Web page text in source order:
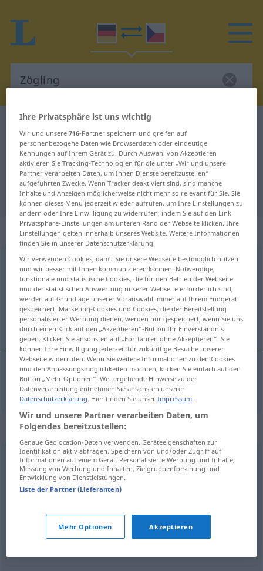
Deutsch-Tschechisch Wörterbuch
Deutsch-Tschechisch Übersetzung
für "Zögling"
"Zögling" Tschechisch Übersetzung
„Zögling“: maskulin
Zöglingm <-s;-e>
Übersicht aller Übersetzungen
(Für mehr Details die Übersetzung anklicken/antippen)
chovanec
chovanec M Zögling
Synonyme für "Zögling"
Schüler,Schulmädchen (weibl.),Schulkind,Schuljunge
(männl.)
Nachkomme,Abkömmling, Nachwuchs,Kind
(Hauptform),Knirps (ugs.) Gör (berl.) (ugs.)
Ihre Privatsphäre ist uns wichtig
Wir und unsere716-Partner speichern und greifen auf
personenbezogene Daten wie Browserdaten oder eindeutige
Kennungen auf Ihrem Gerät zu. Durch Auswahl von Akzeptieren
aktivieren Sie Tracking-Technologien für die unter „Wir und unsere
Partner verarbeiten Daten, um Ihnen Dienste bereitzustellen“
aufgeführten Zwecke. Wenn Tracker deaktiviert sind, sind manche
Inhalte und Anzeigen möglicherweise nicht mehr so relevant für Sie. Sie
können dieses Menü jederzeit wieder aufrufen, um Ihre Einstellungen zu
ändern oder Ihre Einwilligung zu widerrufen, indem Sie auf den Link
Privatsphäre-Einstellungen am unteren Rand der Webseite klicken. Ihre
Einstellungen gelten innerhalb unseres Website. Weitere Informationen
finden Sie in unserer Datenschutzerklärung.
Wir verwenden Cookies, damit Sie unsere Webseite bestmöglich nutzen
und wir besser mit Ihnen kommunizieren können. Notwendige,
funktionale und statistische Cookies, die für den Betrieb der Webseite
und der statistischen Auswertung unserer Webseite erforderlich sind,
werden auf Grundlage unserer Vorauswahl immer auf Ihrem Endgerät
gespeichert. Marketing-Cookies und Cookies, die der Bereitstellung
personalisierter Werbung dienen, werden nur gespeichert, wenn Sie uns
durch einen Klick auf den „Akzeptieren“-Button Ihr Einverständnis
geben. Klicken Sie ansonsten auf „Fortfahren ohne Akzeptieren“. Sie
können Ihre Einwilligung jederzeit für zukünftige Besuche unserer
Webseite widerrufen. Wenn Sie weitere Informationen zu den Cookies
und den Anpassungsmöglichkeiten möchten, klicken Sie einfach auf den
Button „Mehr Optionen“. Weitergehende Hinweise zu der
Datenverarbeitung entnehmen Sie ansonsten unserer
Datenschutzerklärung. Hier finden Sie unserImpressum.
Wir und unsere Partner verarbeiten Daten, um
Folgendes bereitzustellen:
Genaue Geolocation-Daten verwenden. Geräteeigenschaften zur
Identifikation aktiv abfragen. Speichern von und/oder Zugriff auf
Informationen auf einem Gerät. Personalisierte Werbung und Inhalte,
Messung von Werbung und Inhalten, Zielgruppenforschung und
Entwicklung von Dienstleistungen.
Liste der Partner (Lieferanten)
Mehr Optionen Akzeptieren